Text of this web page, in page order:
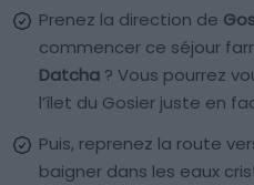
Prenez la direction de
commencer ce séjour
Datcha ? Vous pourrez
l’îlet du Gosier juste en
Puis, reprenez la route
baigner dans les eaux